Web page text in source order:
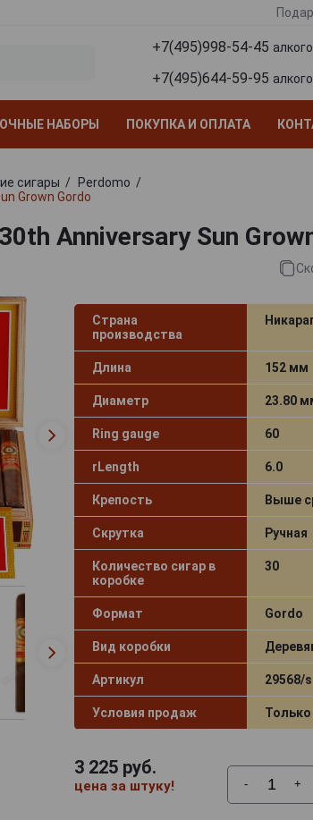
+7(495)998-54-45
+7(495)644-59-95
НАБОРЫ ПОКУПКА И ОПЛАТА
сигары
Perdomo
Grown Gordo
Anniversary Sun
Страна
производства
Длина 152 мм
Диаметр 23.80
Ring gauge 60
rLength 6.0
Крепость Выше
Скрутка Ручная
Количество сигар в
коробке
30
Формат Gordo
Вид коробки
Артикул 29568/s
Условия продаж
3 225руб.
цена за штуку! - +